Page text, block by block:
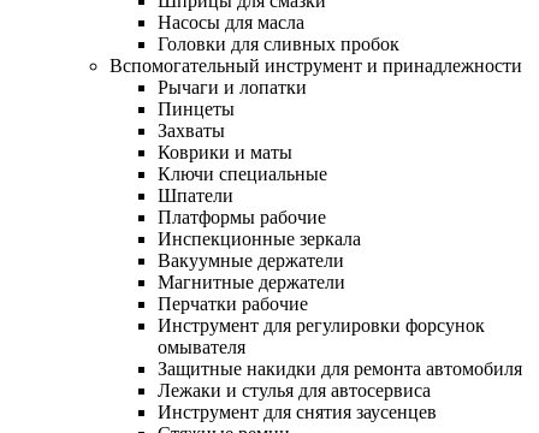
Насосы для масла
Головки для сливных пробок
Вспомогательный инструмент и принадлежности
Рычаги и лопатки
Пинцеты
Захваты
Коврики и маты
Ключи специальные
Шпатели
Платформы рабочие
Инспекционные зеркала
Вакуумные держатели
Магнитные держатели
Перчатки рабочие
Инструмент для регулировки форсунок
омывателя
Защитные накидки для ремонта автомобиля
Лежаки и стулья для автосервиса
Инструмент для снятия заусенцев